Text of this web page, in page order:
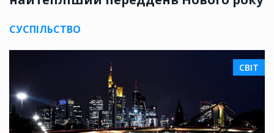
СУСПІЛЬСТВО
СВІТ